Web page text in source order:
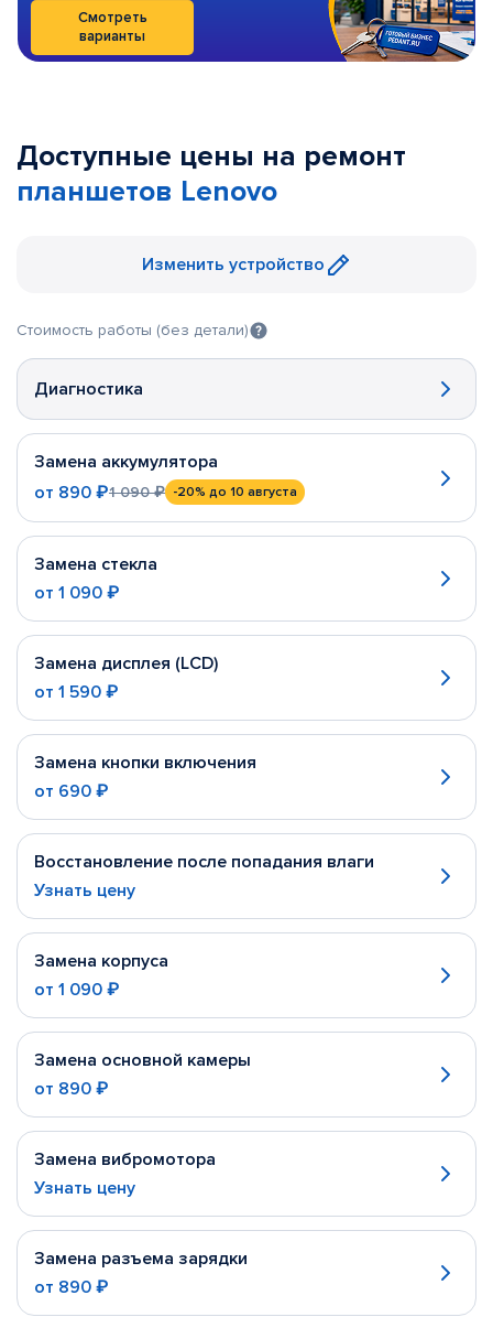
Смотреть
варианты
Доступные цены на ремонт
планшетов Lenovo
Изменить устройство
Стоимость работы (без детали)
Диагностика
Замена аккумулятора
от 890 ₽1 090 ₽ -20% до 10 августа
Замена стекла
от 1 090 ₽
Замена дисплея (LCD)
от 1 590 ₽
Замена кнопки включения
от 690 ₽
Восстановление после попадания влаги
Узнать цену
Замена корпуса
от 1 090 ₽
Замена основной камеры
от 890 ₽
Замена вибромотора
Узнать цену
Замена разъема зарядки
от 890 ₽